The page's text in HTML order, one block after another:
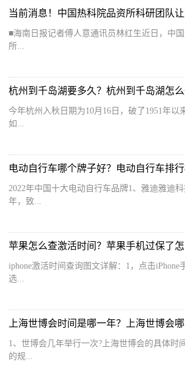
■海南日报记者傅人意通讯员林红生近日，中
所...
杭州到千岛湖要多久？杭州到千岛湖怎么
今年杭州入秋日期为10月16日，破了1951年以
如...
电动自行车哪个牌子好？电动自行车排
2022年中国十大电动自行车品牌1、雅迪雅迪
年，致...
苹果怎么查激活时间？苹果手机过保了怎
iphone激活时间查询图文详解：1，点击iPhone
选...
1、世博会几年举行一次?上海世博会的具体时
的规...